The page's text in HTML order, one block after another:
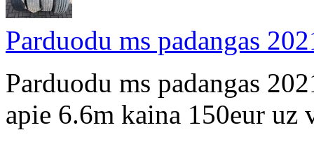
Parduodu ms padangas
Parduodu ms padangas
apie 6.6m kaina 150eur uz